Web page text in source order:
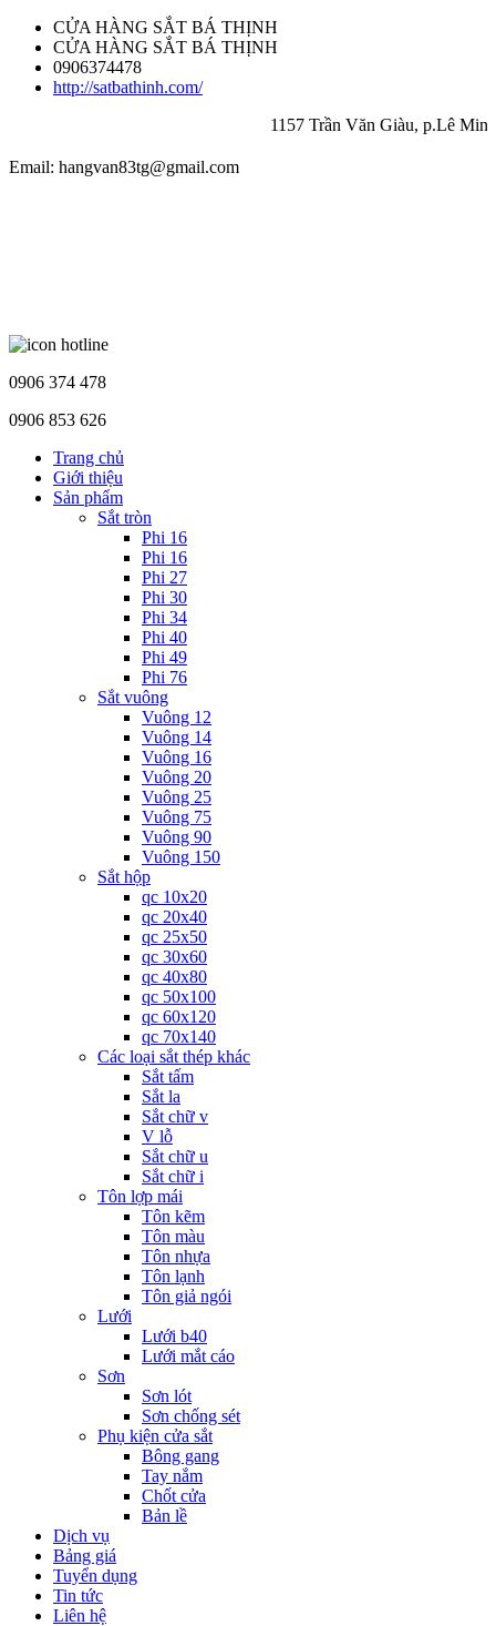
CỬA HÀNG SẮT BÁ THỊNH
CỬA HÀNG SẮT BÁ THỊNH
0906374478
http://satbathinh.com/
1157 Trần Văn Giàu, p.Lê Minh
Email: hangvan83tg@gmail.com
0906 374 478
0906 853 626
Trang chủ
Giới thiệu
Sản phẩm
Sắt tròn
Phi 16
Phi 16
Phi 27
Phi 30
Phi 34
Phi 40
Phi 49
Phi 76
Sắt vuông
Vuông 12
Vuông 14
Vuông 16
Vuông 20
Vuông 25
Vuông 75
Vuông 90
Vuông 150
Sắt hộp
qc 10x20
qc 20x40
qc 25x50
qc 30x60
qc 40x80
qc 50x100
qc 60x120
qc 70x140
Các loại sắt thép khác
Sắt tấm
Sắt la
Sắt chữ v
V lỗ
Sắt chữ u
Sắt chữ i
Tôn lợp mái
Tôn kẽm
Tôn màu
Tôn nhựa
Tôn lạnh
Tôn giả ngói
Lưới
Lưới b40
Lưới mắt cáo
Sơn
Sơn lót
Sơn chống sét
Phụ kiện cửa sắt
Bông gang
Tay nắm
Chốt cửa
Bản lề
Dịch vụ
Bảng giá
Tuyển dụng
Tin tức
Liên hệ